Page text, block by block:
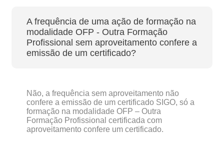
A frequência de uma ação de formação na
modalidade OFP - Outra Formação
Profissional sem aproveitamento confere a
emissão de um certificado?
Não, a frequência sem aproveitamento não
confere a emissão de um certificado SIGO, só a
formação na modalidade OFP – Outra
Formação Profissional certificada com
aproveitamento confere um certificado.